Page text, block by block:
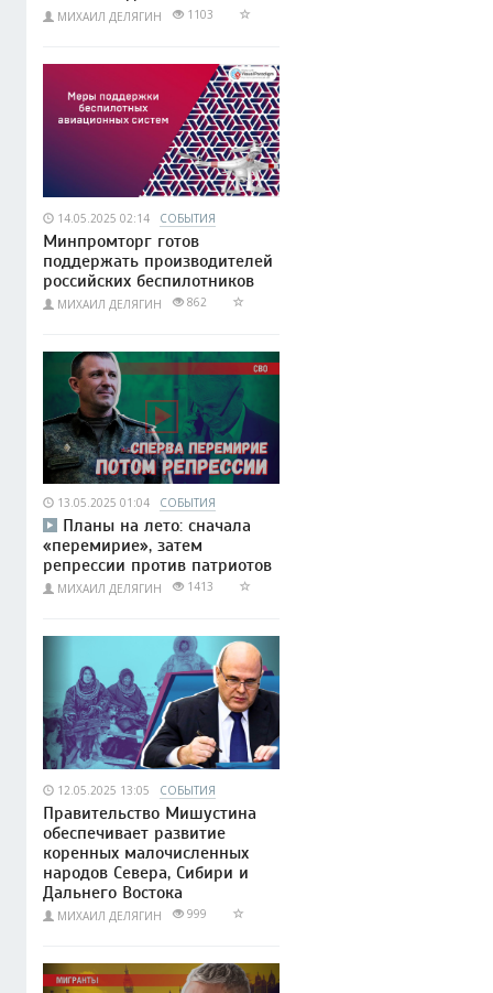
МИХАИЛ ДЕЛЯГИН 1103
14.05.2025 02:14 СОБЫТИЯ
Минпромторг готов
поддержать производителей
российских беспилотников
МИХАИЛ ДЕЛЯГИН 862
13.05.2025 01:04 СОБЫТИЯ
Планы на лето: сначала
«перемирие», затем
репрессии против патриотов
МИХАИЛ ДЕЛЯГИН 1413
12.05.2025 13:05 СОБЫТИЯ
Правительство Мишустина
обеспечивает развитие
коренных малочисленных
народов Севера, Сибири и
Дальнего Востока
МИХАИЛ ДЕЛЯГИН 999